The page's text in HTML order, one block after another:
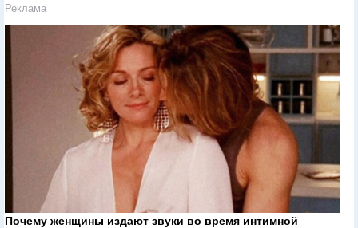
Реклама
Почему женщины издают звуки во время интимной